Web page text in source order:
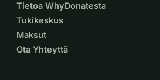
Tietoa WhyDonatesta
Tukikeskus
Maksut
Ota Yhteyttä